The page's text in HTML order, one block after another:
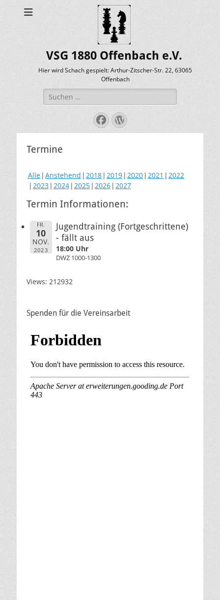
VSG 1880 Offenbach e.V.
Hier wird Schach gespielt: Arthur-Zitscher-Str. 22, 63065
Offenbach
Suche
nach:
Facebook
WordPress
Termine
Alle Anstehend 2018 2019 2020 2021
2022
2023 2024 2025 2026 2027
Termin Informationen:
FR.
10
NOV.
2023
Jugendtraining (Fortgeschrittene)
- fällt aus
18:00 Uhr
DWZ 1000-1300
Views: 212932
Spenden für die Vereinsarbeit